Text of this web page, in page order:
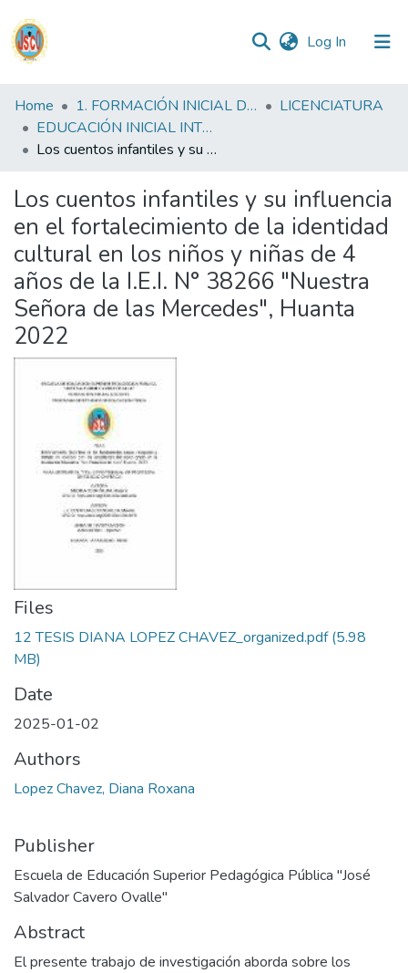
Log In (current)
Communities
&
Collections
Statistics
Reglamento
Formatos
Manuales
Home 1. FORMACIÓN INICIAL DOCENTE
LICENCIATURA
EDUCACIÓN INICIAL INTERCULTURAL BILINGUE FID
Los cuentos infantiles y su influencia en el fortalecimiento de la identidad cultural en los niños y niñas de 4 años de la I.E.I. N° 38266 "Nuestra Señora de las Mercedes", Huanta 2022
Los cuentos infantiles y su influencia
en el fortalecimiento de la identidad
cultural en los niños y niñas de 4
años de la I.E.I. N° 38266 "Nuestra
Señora de las Mercedes", Huanta
2022
Files
12 TESIS DIANA LOPEZ CHAVEZ_organized.pdf(5.98
MB)
Date
2025-01-02
Authors
Lopez Chavez, Diana Roxana
Publisher
Escuela de Educación Superior Pedagógica Pública "José
Salvador Cavero Ovalle"
Abstract
El presente trabajo de investigación aborda sobre los